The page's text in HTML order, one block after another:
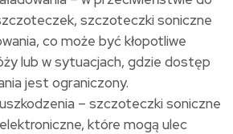
szczoteczki soniczne
co może być kłopotliwe
lub w sytuacjach, gdzie dostęp
jest ograniczony.
– szczoteczki soniczne
które mogą ulec